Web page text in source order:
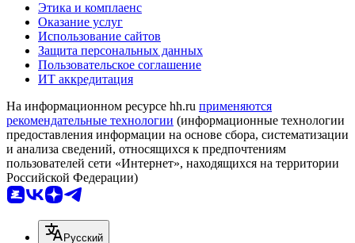
Этика и комплаенс
Оказание услуг
Использование сайтов
Защита персональных данных
Пользовательское соглашение
ИТ аккредитация
На информационном ресурсе hh.ru применяются
рекомендательные технологии (информационные технологии
предоставления информации на основе сбора, систематизации
и анализа сведений, относящихся к предпочтениям
пользователей сети «Интернет», находящихся на территории
Российской Федерации)
Русский